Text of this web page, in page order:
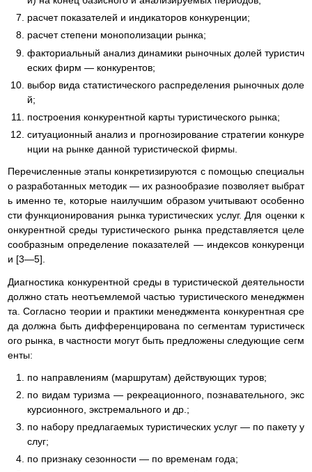
расчет показателей и индикаторов конкуренции;
расчет степени монополизации рынка;
факториальный анализ динамики рыночных долей туристич
еских фирм — конкурентов;
выбор вида статистического распределения рыночных доле
й;
построения конкурентной карты туристического рынка;
ситуационный анализ и прогнозирование стратегии конкуре
нции на рынке данной туристической фирмы.
Перечисленные этапы конкретизируются с помощью специальн
о разработанных методик — их разнообразие позволяет выбрат
ь именно те, которые наилучшим образом учитывают особенно
сти функционирования рынка туристических услуг. Для оценки к
онкурентной среды туристического рынка представляется целе
сообразным определение показателей — индексов конкуренци
и [3—5].
Диагностика конкурентной среды в туристической деятельности
должно стать неотъемлемой частью туристического менеджмен
та. Согласно теории и практики менеджмента конкурентная сре
да должна быть дифференцирована по сегментам туристическ
ого рынка, в частности могут быть предложены следующие сегм
енты:
по направлениям (маршрутам) действующих туров;
по видам туризма — рекреационного, познавательного, экс
курсионного, экстремального и др.;
по набору предлагаемых туристических услуг — по пакету у
слуг;
по признаку сезонности — по временам года;